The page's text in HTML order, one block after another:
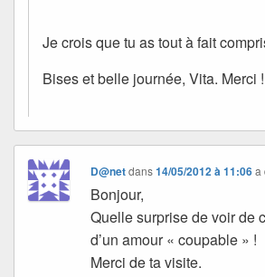
Je crois que tu as tout à fait
Bises et belle journée, Vita. Merci !
D@netdans14/05/2012 à 11:06 a
Bonjour,
Quelle surprise de voir de
d’un amour « coupable » !
Merci de ta visite.